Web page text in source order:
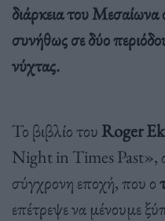
διάρκεια του
συνήθως σε δύο
νύχτας.
Το βιβλίο τουRoger
Night in Times Past»,
σύγχρονη εποχή, που ο
επέτρεψε να μένουμε